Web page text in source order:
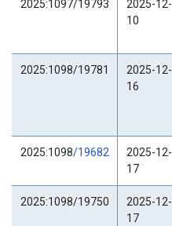
2025:1097/19793
2025-12-
10
2025:1098/19781
2025-12-
16
2025:1098/19682
2025-12-
17
2025:1098/19750
2025-12-
17